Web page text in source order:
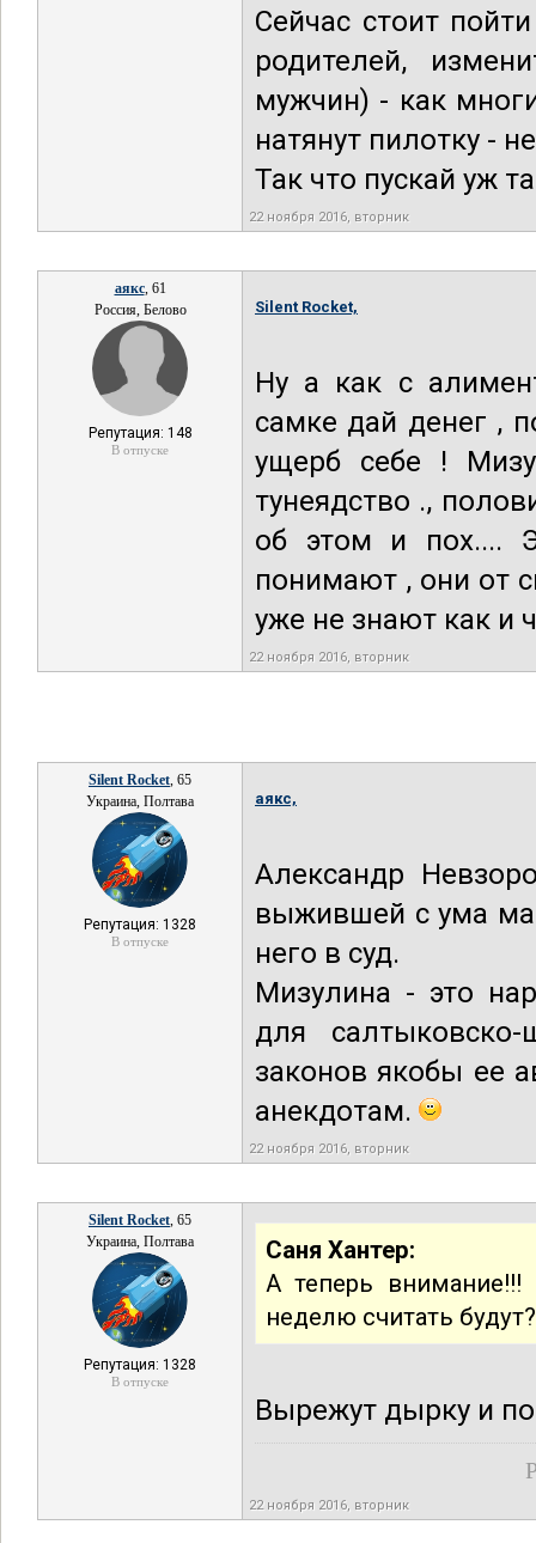
Сейчас стоит
родителей,
мужчин) - как
натянут пилотку -
Так что пускай уж
22 ноября 2016, вторник
аякс, 61
Россия, Белово
Репутация: 148
В отпуске
Silent Rocket,
Ну а как с
самке дай денег ,
ущерб себе !
тунеядство .,
об этом и пох....
понимают , они от
уже не знают как и
22 ноября 2016, вторник
Silent Rocket, 65
Украина, Полтава
Репутация: 1328
В отпуске
аякс,
Александр
выжившей с ума
него в суд.
Мизулина - это
для
законов якобы ее
анекдотам.
22 ноября 2016, вторник
Silent Rocket, 65
Украина, Полтава
Репутация: 1328
В отпуске
Саня Хантер:
А теперь
неделю считать
Вырежут дырку и
22 ноября 2016, вторник